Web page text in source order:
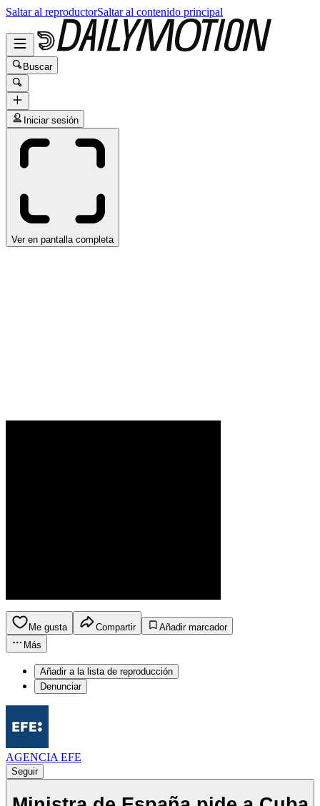
Saltar al reproductorSaltar al contenido principal
Buscar
Iniciar sesión
Ver en pantalla completa
Me gusta Compartir
Añadir marcador
Más
Añadir a la lista de reproducción
Denunciar
AGENCIA EFE
Seguir